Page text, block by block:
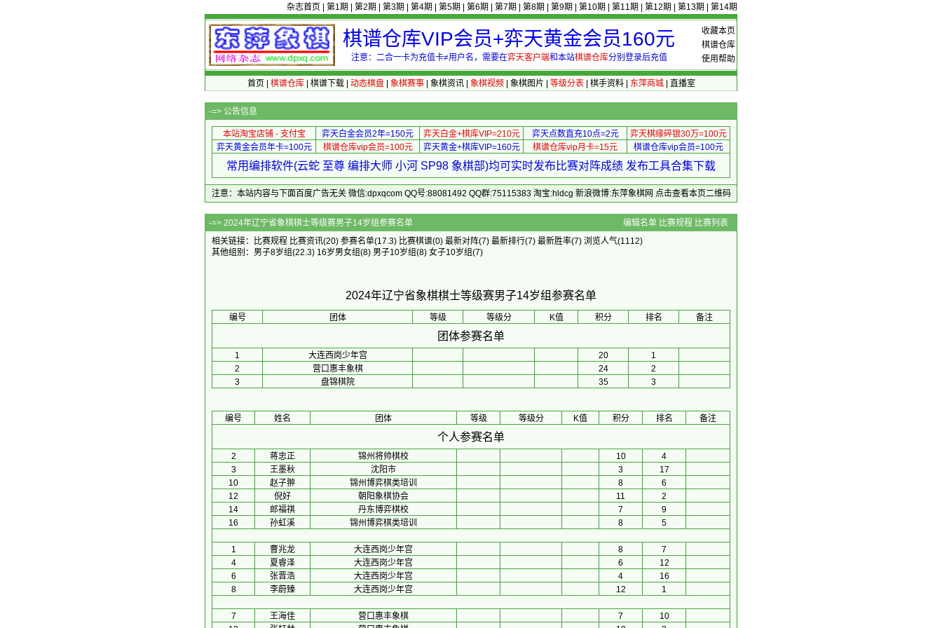
杂志首页 第1期 第2期 第3期 第4期 第5期 第6期 第7期 第8期 第9期 第10期 第11期 第12期 第13期 第14期
收藏本页
棋谱仓库
使用帮助
棋谱仓库VIP会员+弈天黄金会员160元
注意：二合一卡为充值卡≠用户名，需要在弈天客户端和本站棋谱仓库分别登录后充值
首页 棋谱仓库| 棋谱下载| 动态棋盘| 象棋赛事| 象棋资讯| 象棋视频 象棋图片 等级分表| 棋手资料| 东萍商城| 直播室
-=> 公告信息
本站淘宝店铺 - 支付宝 弈天白金会员2年=150元 弈天白金+棋库VIP=210元 弈天点数直充10点=2元
弈天棋缘碎银30万=100元
弈天黄金会员年卡=100元
棋谱仓库vip会员=100元 弈天黄金+棋库VIP=160元 棋谱仓库vip月卡=15元 棋谱仓库vip会员=100元
常用编排软件(云蛇 至尊 编排大师 小河 SP98 象棋部)均可实时发布比赛对阵成绩 发布工具合集下载
注意：本站内容与下面百度广告无关 微信:dpxqcom QQ号:88081492 QQ群:75115383 淘宝:hldcg 新浪微博:东萍象棋网 点击查看本页二维码
-=> 2024年辽宁省象棋棋士等级赛男子14岁组参赛名单 编辑名单 比赛规程 比赛列表
相关链接：
比赛规程 比赛资讯(20) 参赛名单(17.3) 比赛棋谱(0) 最新对阵(7) 最新排行(7) 最新胜率(7) 浏览人气(1112)
其他组别： 男子8岁组(22.3) 16岁男女组(8) 男子10岁组(8) 女子10岁组(7)
2024年辽宁省象棋棋士等级赛男子14岁组参赛名单
编号 团体 等级 等级分 K值 积分 排名 备注
团体参赛名单
1 大连西岗少年宫 20
1
2
营口惠丰象棋 24
2
3
盘锦棋院 35 3
编号 姓名 团体 等级 等级分 K值 积分 排名 备注
个人参赛名单
2 蒋忠正 锦州将帅棋校 10
4
3
王墨秋 沈阳市 3
17
10
赵子翀 锦州博弈棋类培训 8
6
12
倪好 朝阳象棋协会 11
2
14
郎福祺 丹东博弈棋校 7
9
16
孙虹溪 锦州博弈棋类培训 8 5
1 曹兆龙 大连西岗少年宫 8
7
4
夏睿泽 大连西岗少年宫 6
12
6
张晋浩 大连西岗少年宫 4
16
8
李蔚臻 大连西岗少年宫 12 1
7 王海佳 营口惠丰象棋 7
10